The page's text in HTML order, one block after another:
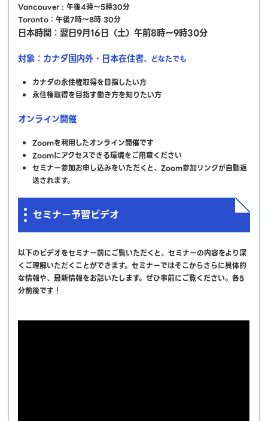
Vancouver : 午後4時～5時30分
Toronto：午後7時～8時 30分
日本時間：翌日9月16日（土）午前8時～9時30分
対象：カナダ国内外・日本在住者、どなたでも
カナダの永住権取得を目指したい方
永住権取得を目指す働き方を知りたい方
オンライン開催
Zoomを利用したオンライン開催です
Zoomにアクセスできる環境をご用意ください
セミナー参加お申し込みをいただくと、Zoom参加リンクが自動返
送されます。
セミナー予習ビデオ
以下のビデオをセミナー前にご覧いただくと、セミナーの内容をより深
くご理解いただくことができます。セミナーではそこからさらに具体的
な情報や、最新情報をお話いたします。ぜひ事前にご覧ください。各5
分前後です！